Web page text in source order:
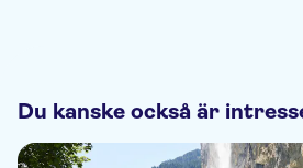
Du kanske också är